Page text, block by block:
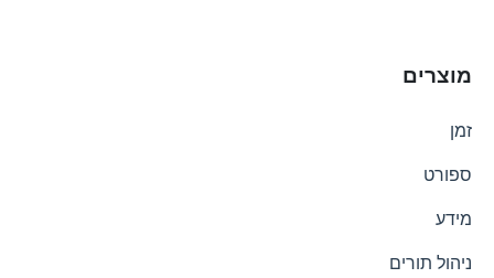
מוצרים
זמן
ספורט
מידע
ניהול תורים